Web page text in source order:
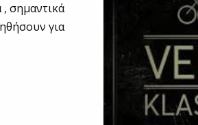
σημαντικά
για